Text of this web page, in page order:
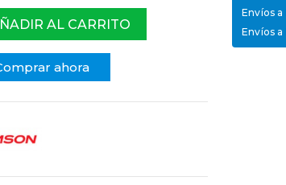
AL CARRITO
ahora
Envíos a
Envíos a